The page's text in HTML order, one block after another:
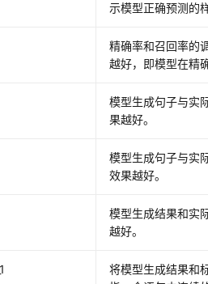
示模型正确预测的
精确率和召回率的
越好，即模型在精
模型生成句子与实
果越好。
模型生成句子与实
效果越好。
模型生成结果和实
越好。
将模型生成结果和